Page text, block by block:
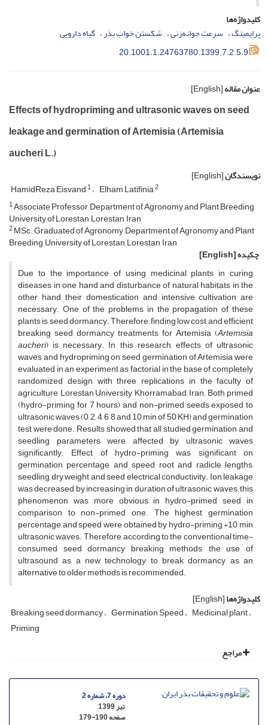
کلیدواژه‌ها
پرایمینگ سرعت جوانه‌زنی شکستن خواب بذر گیاه دارویی
20.1001.1.24763780.1399.7.2.5.9
عنوان مقاله[English]
Effects of hydropriming and ultrasonic waves on seed
leakage and germination of Artemisia (Artemisia
aucheri L.)
نویسندگان[English]
HamidReza Eisvand1 Elham Latifinia2
1Associate Professor, Department of Agronomy and Plant Breeding,
University of Lorestan, Lorestan, Iran
2MSc. Graduated of Agronomy, Department of Agronomy and Plant
Breeding, University of Lorestan, Lorestan, Iran
چکیده[English]
Due to the importance of using medicinal plants in curing
diseases in one hand and disturbance of natural habitats in the
other hand, their domestication and intensive cultivation are
necessary. One of the problems in the propagation of these
plants is seed dormancy. Therefore, finding low cost and efficient
breaking seed dormancy treatments for Artemisia (Artemisia
aucheri) is necessary. In this research, effects of ultrasonic
waves and hydropriming on seed germination of Artemisia were
evaluated in an experiment as factorial in the base of completely
randomized design with three replications in the faculty of
agriculture, Lorestan University, Khorramabad, Iran. Both primed
(hydro-priming for 7 hours) and non-primed seeds exposed to
ultrasonic waves (0, 2, 4, 6, 8 and 10 min of 50 KH) and germination
test were done. Results showed that all studied germination and
seedling parameters were affected by ultrasonic waves
significantly. Effect of hydro-priming was significant on
germination percentage and speed, root and radicle lengths,
seedling dry weight and seed electrical conductivity. Ion leakage
was decreased by increasing in duration of ultrasonic waves; this
phenomenon was more obvious in hydro-primed seed in
comparison to non-primed one. The highest germination
percentage and speed were obtained by hydro-priming +10 min
ultrasonic waves. Therefore, according to the conventional time-
consumed seed dormancy breaking methods, the use of
ultrasound as a new technology to break dormancy as an
alternative to older methods is recommended.
کلیدواژه‌ها[English]
Breaking seed dormancy Germination Speed Medicinal plant
Priming
مراجع
دوره 7، شماره 2
تیر 1399
صفحه179-190